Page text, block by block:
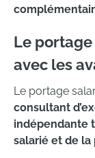
Le
avec les
Le portage
consultant
indépendante
salarié et de